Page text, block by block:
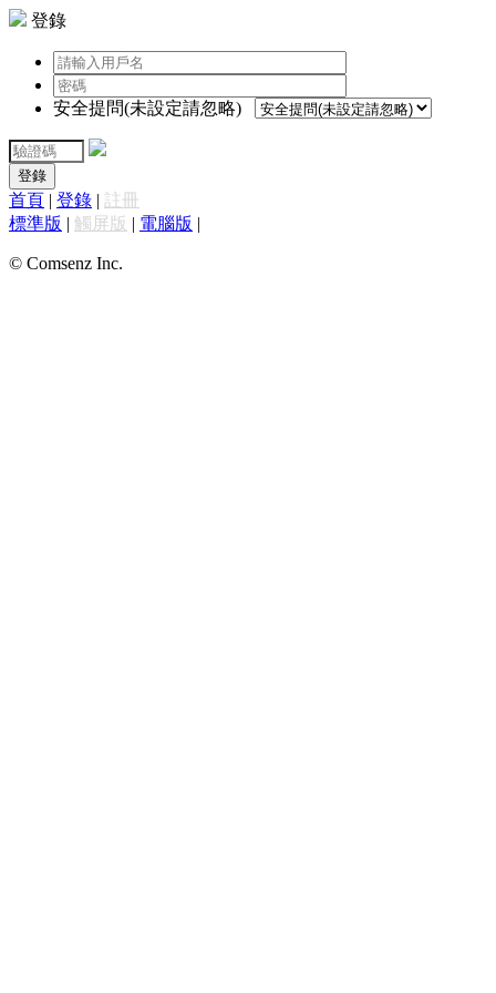
登錄
安全提問(未設定請忽略)
登錄
首頁 | 登錄 | 註冊
標準版 | 觸屏版 | 電腦版 |
© Comsenz Inc.